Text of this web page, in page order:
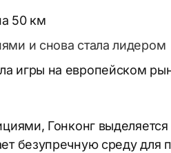
50 км
и снова стала лидером
игры на европейском
Гонконг
безупречную среду